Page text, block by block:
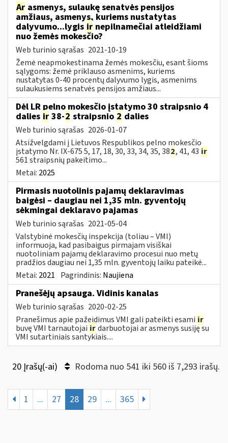
Ar asmenys, sulaukę senatvės pensijos
amžiaus, asmenys, kuriems nustatytas
dalyvumo...lygis ir nepilnamečiai atleidžiami
nuo žemės mokesčio?
Web turinio sąrašas 2021-10-19
Žemė neapmokestinama žemės mokesčiu, esant šioms
sąlygoms: žemė priklauso asmenims, kuriems
nustatytas 0-40 procentų dalyvumo lygis, asmenims
sulaukusiems senatvės pensijos amžiaus...
Dėl LR pelno mokesčio įstatymo 30 straipsnio 4
dalies ir 38-2 straipsnio 2 dalies
Web turinio sąrašas 2026-01-07
Atsižvelgdami į Lietuvos Respublikos pelno mokesčio
įstatymo Nr. IX-675 5, 17, 18, 30, 33, 34, 35, 382, 41, 43 ir
561 straipsnių pakeitimo...
Metai: 2025
Pirmasis nuotolinis pajamų deklaravimas
baigėsi – daugiau nei 1,35 mln. gyventojų
sėkmingai deklaravo pajamas
Web turinio sąrašas 2021-05-04
Valstybinė mokesčių inspekcija (toliau – VMI)
informuoja, kad pasibaigus pirmajam visiškai
nuotoliniam pajamų deklaravimo procesui nuo metų
pradžios daugiau nei 1,35 mln. gyventojų laiku pateikė...
Metai: 2021 Pagrindinis: Naujiena
Pranešėjų apsauga. Vidinis kanalas
Web turinio sąrašas 2020-02-25
Pranešimus apie pažeidimus VMI gali pateikti esami ir
buvę VMI tarnautojai irdarbuotojai ar asmenys susiję su
VMI sutartiniais santykiais....
20 Įrašų(-ai) Rodoma nuo 541 iki 560 iš 7,293 irašų.
1 ... 27 28 29 ... 365